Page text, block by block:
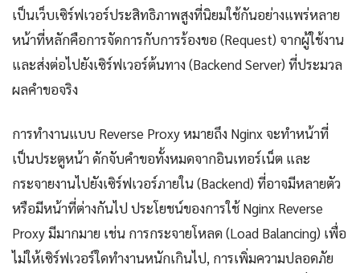
เป็นเว็บเซิร์ฟเวอร์ประสิทธิภาพสูงที่นิยมใช้กันอย่างแพร่หลาย
หน้าที่หลักคือการจัดการกับการร้องขอ (Request) จากผู้ใช้งาน
และส่งต่อไปยังเซิร์ฟเวอร์ต้นทาง (Backend Server) ที่ประมวล
ผลคำขอจริง
การทำงานแบบ Reverse Proxy หมายถึง Nginx จะทำหน้าที่
เป็นประตูหน้า ดักจับคำขอทั้งหมดจากอินเทอร์เน็ต และ
กระจายงานไปยังเซิร์ฟเวอร์ภายใน (Backend) ที่อาจมีหลายตัว
หรือมีหน้าที่ต่างกันไป ประโยชน์ของการใช้ Nginx Reverse
Proxy มีมากมาย เช่น การกระจายโหลด (Load Balancing) เพื่อ
ไม่ให้เซิร์ฟเวอร์ใดทำงานหนักเกินไป, การเพิ่มความปลอดภัย